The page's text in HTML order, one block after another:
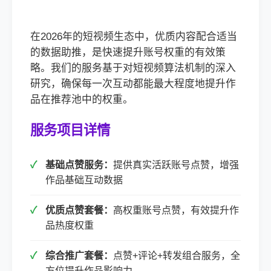
在2026年的短视频生态中，优质内容配合适当
的数据助推，是快速提升账号权重的有效策
略。我们的服务基于对短视频算法机制的深入
研究，确保每一次互动都能最大程度地提升作
品在推荐池中的权重。
服务项目详情
基础点赞服务： 提供真实活跃账号点赞，增强
作品基础互动数据
优质点赞套餐： 高权重账号点赞，有效提升作
品热度权重
综合推广套餐：
点赞+评论+转发组合服务，全